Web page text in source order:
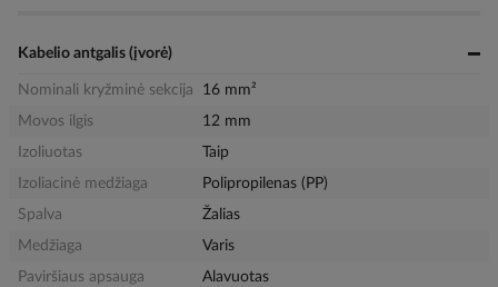
Kabelio antgalis (įvorė)
Nominali kryžminė sekcija
16 mm²
Movos ilgis
12 mm
Izoliuotas
Taip
Izoliacinė medžiaga
Polipropilenas (PP)
Spalva
Žalias
Medžiaga
Varis
Paviršiaus apsauga
Alavuotas